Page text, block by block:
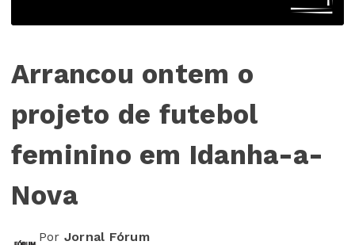
Arrancou ontem o
projeto de futebol
feminino em Idanha-a-
Nova
Por Jornal Fórum